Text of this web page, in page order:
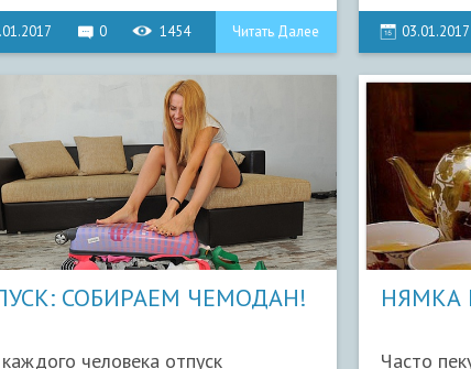
0 1454 Читать Далее 03.01.2017
СОБИРАЕМ ЧЕМОДАН!
человека отпуск
НЯМКА
Часто